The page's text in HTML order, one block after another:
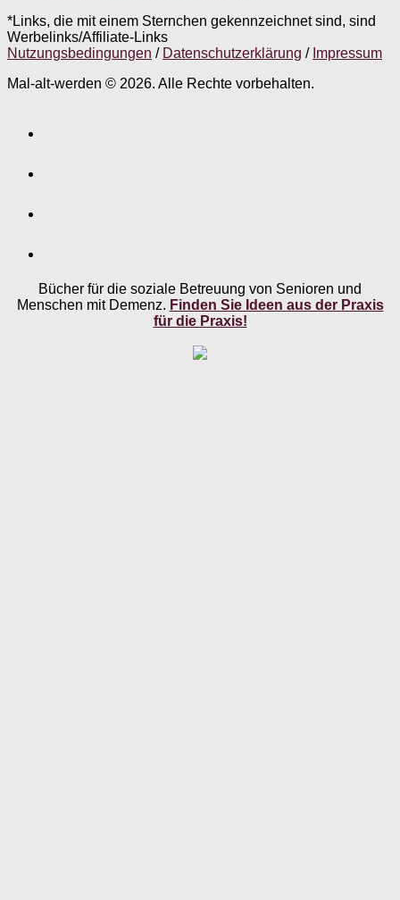
*Links, die mit einem Sternchen gekennzeichnet sind, sind
Werbelinks/Affiliate-Links
Nutzungsbedingungen / Datenschutzerklärung / Impressum
Mal-alt-werden © 2026. Alle Rechte vorbehalten.
Bücher für die soziale Betreuung von Senioren und
Menschen mit Demenz. Finden Sie Ideen aus der Praxis
für die Praxis!